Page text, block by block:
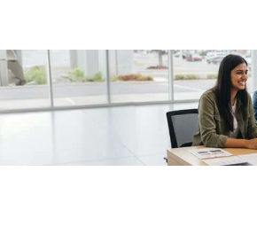
/fragments/plp-details